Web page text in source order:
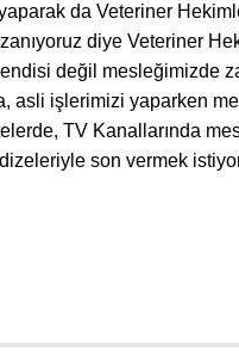
da Veteriner
diye Veteriner
değil mesleğimizde
asli işlerimizi yaparken
TV Kanallarında
son vermek